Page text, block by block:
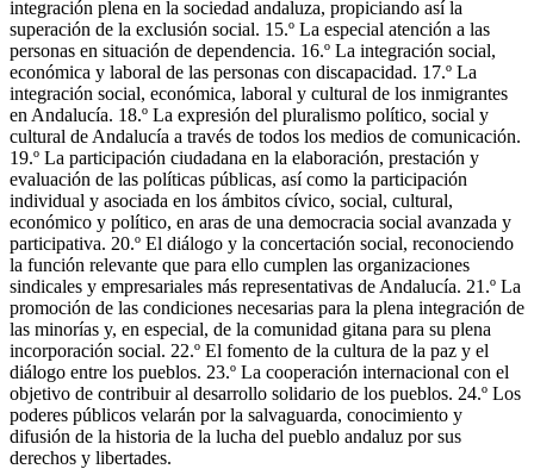
integración plena en la sociedad andaluza, propiciando así la
superación de la exclusión social. 15.º La especial atención a las
personas en situación de dependencia. 16.º La integración social,
económica y laboral de las personas con discapacidad. 17.º La
integración social, económica, laboral y cultural de los inmigrantes
en Andalucía. 18.º La expresión del pluralismo político, social y
cultural de Andalucía a través de todos los medios de comunicación.
19.º La participación ciudadana en la elaboración, prestación y
evaluación de las políticas públicas, así como la participación
individual y asociada en los ámbitos cívico, social, cultural,
económico y político, en aras de una democracia social avanzada y
participativa. 20.º El diálogo y la concertación social, reconociendo
la función relevante que para ello cumplen las organizaciones
sindicales y empresariales más representativas de Andalucía. 21.º La
promoción de las condiciones necesarias para la plena integración de
las minorías y, en especial, de la comunidad gitana para su plena
incorporación social. 22.º El fomento de la cultura de la paz y el
diálogo entre los pueblos. 23.º La cooperación internacional con el
objetivo de contribuir al desarrollo solidario de los pueblos. 24.º Los
poderes públicos velarán por la salvaguarda, conocimiento y
difusión de la historia de la lucha del pueblo andaluz por sus
derechos y libertades.